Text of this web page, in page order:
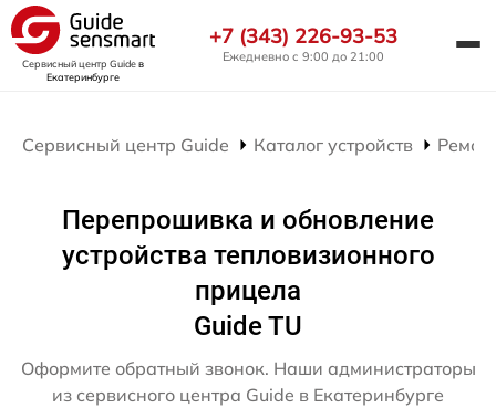
Сервисный центр Guideв
Екатеринбурге
+7 (343) 226-93-53
Ежедневно с 9:00 до 21:00
Сервисный центр Guide Каталог устройств
Перепрошивка и обновление
устройства тепловизионного
прицела
Guide TU
Оформите обратный звонок. Наши администраторы
из сервисного центра Guide в Екатеринбурге